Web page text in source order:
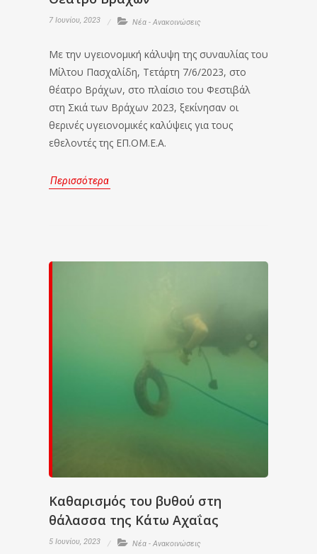
7 Ιουνίου, 2023 Νέα - Ανακοινώσεις
Με την υγειονομική κάλυψη της συναυλίας του
Μίλτου Πασχαλίδη, Τετάρτη 7/6/2023, στο
θέατρο Βράχων, στο πλαίσιο του Φεστιβάλ
στη Σκιά των Βράχων 2023, ξεκίνησαν οι
θερινές υγειονομικές καλύψεις για τους
εθελοντές της ΕΠ.ΟΜ.Ε.Α.
Περισσότερα
Καθαρισμός του βυθού στη
θάλασσα της Κάτω Αχαΐας
5 Ιουνίου, 2023 Νέα - Ανακοινώσεις